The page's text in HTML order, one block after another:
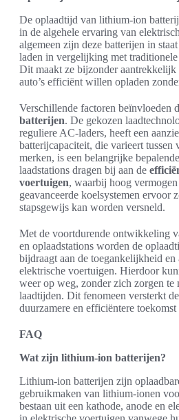
De oplaadtijd van lithium-ion
in de algehele ervaring van
algemeen zijn deze batterijen in
laden in vergelijking met
Dit maakt ze bijzonder aantrekkelijk
auto’s efficiënt willen opladen
Verschillende factoren beïnvloeden
batterijen. De gekozen
reguliere AC-laders, heeft een
batterijcapaciteit, die varieert tussen
merken, is een belangrijke
laadstations dragen bij aan de
voertuigen, waarbij hoog
geavanceerde koelsystemen ervoor
stapsgewijs kan worden versneld.
Met de voortdurende ontwikkeling
en oplaadstations worden de
bijdraagt aan de toegankelijkheid
elektrische voertuigen. Hierdoor
weer op weg, zonder zich zorgen te
laadtijden. Dit fenomeen versterkt
duurzamere en efficiëntere
FAQ
Wat zijn lithium-ion batterijen?
Lithium-ion batterijen zijn
gebruikmaken van lithium-ionen
bestaan uit een kathode, anode en